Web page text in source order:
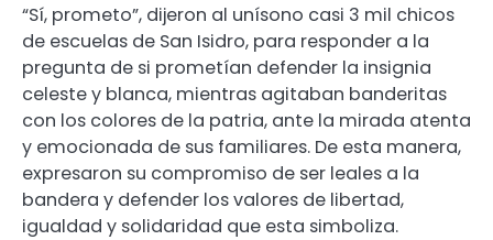
“Sí, prometo”, dijeron al unísono casi 3 mil chicos
de escuelas de San Isidro, para responder a la
pregunta de si prometían defender la insignia
celeste y blanca, mientras agitaban banderitas
con los colores de la patria, ante la mirada atenta
y emocionada de sus familiares. De esta manera,
expresaron su compromiso de ser leales a la
bandera y defender los valores de libertad,
igualdad y solidaridad que esta simboliza.